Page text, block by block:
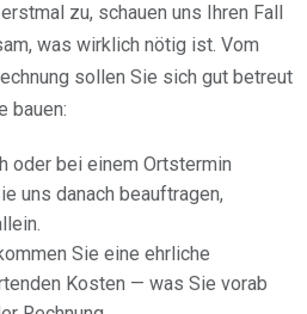
zu, schauen uns Ihren Fall
was wirklich nötig ist. Vom
sollen Sie sich gut betreut
bauen:
oder bei einem Ortstermin
uns danach beauftragen,
Sie eine ehrliche
Kosten — was Sie vorab